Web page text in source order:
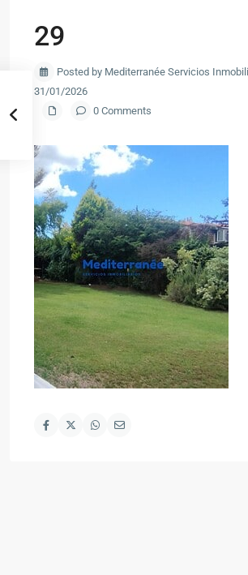
29
Posted by Mediterranée Servicios
31/01/2026
0 Comments